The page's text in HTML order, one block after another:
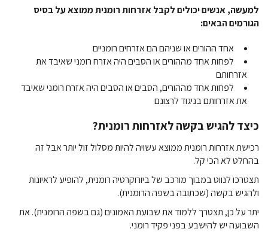
למעשה, אנשים יכולים לקבל אזרחות רומנית ממוצא על בסיס
הגורמים הבאים:
אחד ההורים או שניהם הם אזרחים רומניים
לפחות אחד מההורים או הסבים היה אזרח רומני שאיבד את
אזרחותם
לפחות אחד מההורים, הסבים או הסבים היה אזרח רומני שאיבד
את אזרחותם בניגוד לרצונם
כיצד להגיש בקשה לאזרחות רומנית?
רכישת אזרחות רומנית ממוצא עשויה להיות מסלול זול יותר אבל זה
בהחלט לא הכי קל.
תצטרכו לנווט במבוך מורכב של ביורוקרטיה רומנית, להופיע לראיונות
ולהגיש בקשה (שכתובה בשפה הרומנית).
יתר על כן, תצטרך ללמוד את שבועת האמונים (גם בשפה הרומנית). את
השבועה יש להישבע בפני פקיד רומני.